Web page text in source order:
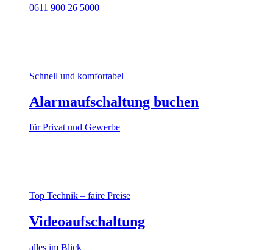
0611 900 26 5000
Schnell und komfortabel
Alarmaufschaltung buchen
für Privat und Gewerbe
Top Technik – faire Preise
Videoaufschaltung
alles im Blick